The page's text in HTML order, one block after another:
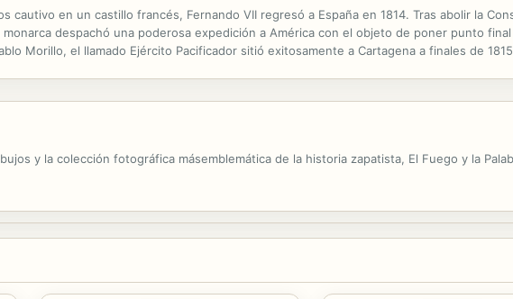
cautivo en un castillo francés, Fernando VII regresó a España en 1814. Tras abolir la
despachó una poderosa expedición a América con el objeto de poner punto
Morillo, el llamado Ejército Pacificador sitió exitosamente a Cartagena a finales de
y la colección fotográfica másemblemática de la historia zapatista, El Fuego y la